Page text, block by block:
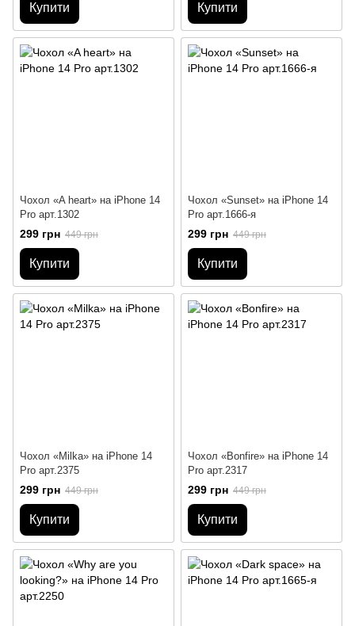
Купити Купити
Чохол «A heart» на iPhone 14
Pro арт.1302
299 грн 449 грн
Купити
Чохол «Sunset» на iPhone 14
Pro арт.1666-я
299 грн 449 грн
Купити
Чохол «Milka» на iPhone 14
Pro арт.2375
299 грн 449 грн
Купити
Чохол «Bonfire» на iPhone 14
Pro арт.2317
299 грн 449 грн
Купити